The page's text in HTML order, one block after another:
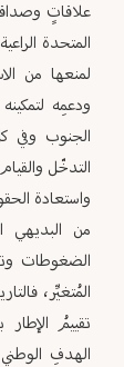
علاقاتٍ
المتحدة
لمنعها من
ودعمِه
الجنوب وفي
التدخّل
واستعادة
من البديهي
الضغوطات
المُتغيِّر،
تقييمُ
الهدفِ